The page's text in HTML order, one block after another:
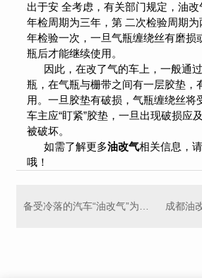
出于安 全考虑，有关部门规定，油
年检周期为三年，第 二次检验周期
年检验一次，一旦气瓶缠绕丝有磨损
瓶后才能继续使用。
因此，在改了气的车上，一般通
瓶，在气瓶与栅带之间有一层胶垫，
用。一旦胶垫有破损，气瓶缠绕丝将
车主应“盯紧”胶垫，一旦出现破损应
被破坏。
如需了解更多油改气相关信息，
哦！